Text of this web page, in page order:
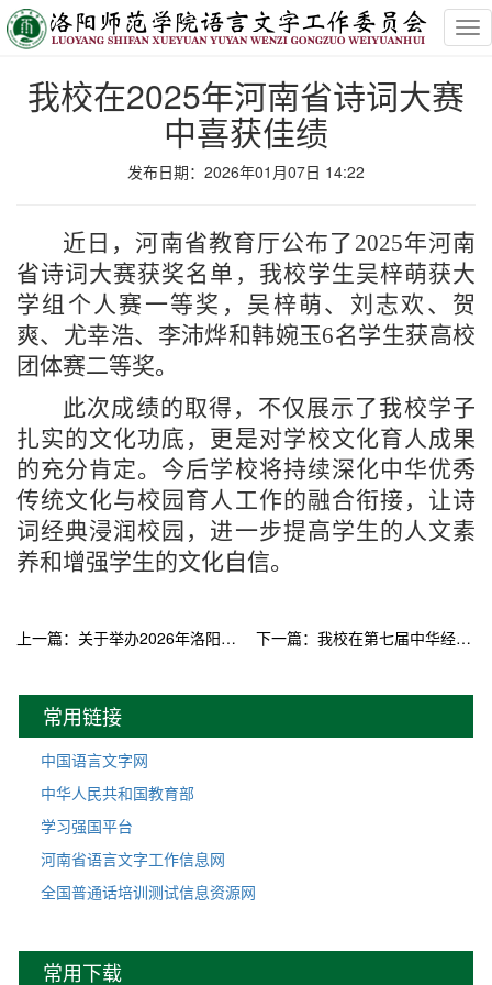
我校在2025年河南省诗词大赛
中喜获佳绩
发布日期：2026年01月07日 14:22
近日，河南省教育厅公布了2025年河南
省诗词大赛获奖名单，我校学生吴梓萌获大
学组个人赛一等奖，吴梓萌、刘志欢、贺
爽、尤幸浩、李沛烨和韩婉玉6名学生获高校
团体赛二等奖。
此次成绩的取得，不仅展示了我校学子
扎实的文化功底，更是对学校文化育人成果
的充分肯定。今后学校将持续深化中华优秀
传统文化与校园育人工作的融合衔接，让诗
词经典浸润校园，进一步提高学生的人文素
养和增强学生的文化自信。
上一篇：关于举办2026年洛阳师范学院经典诵写讲大赛的通知 下一篇：我校在第七届中华经典诵写讲大赛中再获佳绩
常用链接
中国语言文字网
中华人民共和国教育部
学习强国平台
河南省语言文字工作信息网
全国普通话培训测试信息资源网
常用下载